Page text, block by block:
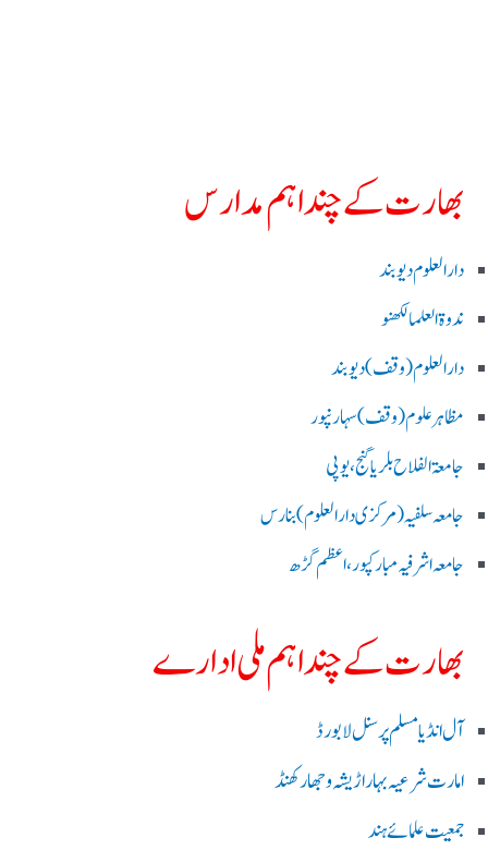
بھارت کے چند اہم مدارس
دارالعلوم دیوبند
ندوۃالعلما لکھنو
دارالعلوم (وقف)دیوبند
مظاہرعلوم (وقف)سہارنپور
جامعۃ الفلاح بلریاگنج،یوپی
جامعہ سلفیہ(مرکزی دارالعلوم )بنارس
جامعہ اشرفیہ مبارکپور،اعظم گڑھ
بھارت کے چند اہم ملی ادارے
آل انڈیا مسلم پرسنل لا بورڈ
امارت شرعیہ بہار اڑیشہ و جھارکھنڈ
جمعیت علمائے ہند